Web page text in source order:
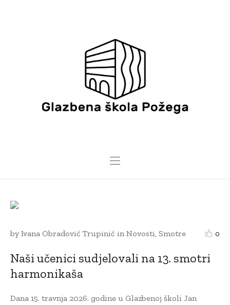
23 TRAVNJA, 2026
0
by Ivana Obradović Trupinić in Novosti Smotre
Naši učenici sudjelovali na 13. smotri
harmonikaša
Dana 15. travnja 2026. godine u Glazbenoj školi Jan